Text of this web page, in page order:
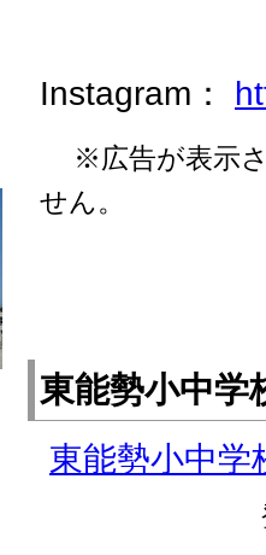
Instagram：
※広告が表示
せん。
東能勢小中学
東能勢小中